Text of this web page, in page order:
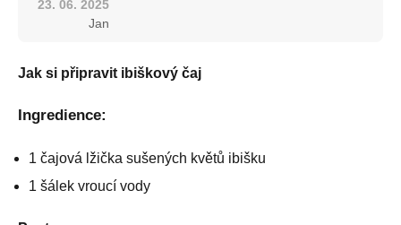
23. 06. 2025
Jan
Jak si připravit ibiškový čaj
Ingredience:
1 čajová lžička sušených květů ibišku
1 šálek vroucí vody